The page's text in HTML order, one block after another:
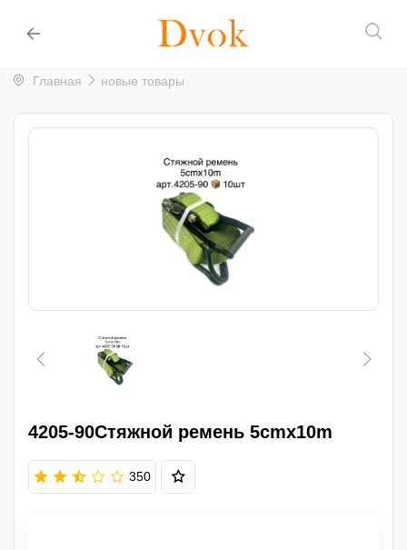
Главная новые товары
4205-90Стяжной ремень 5cmx10m
350